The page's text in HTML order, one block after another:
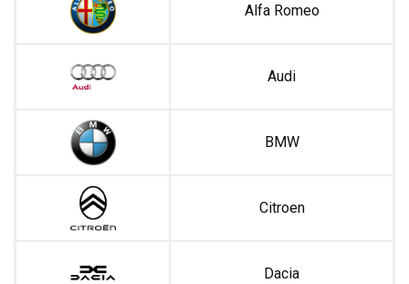
Alfa Romeo
Audi
BMW
Citroen
Dacia